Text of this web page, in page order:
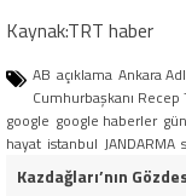
Kaynak:TRT haber
AB açıklama Ankara
Cumhurbaşkanı Recep
google google haberler
hayat istanbul JANDARMA